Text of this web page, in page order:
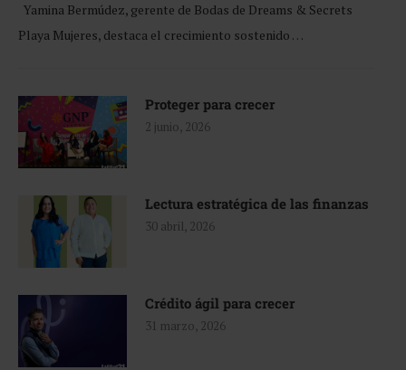
Yamina Bermúdez, gerente de Bodas de Dreams & Secrets
Playa Mujeres, destaca el crecimiento sostenido …
Proteger para crecer
2 junio, 2026
Lectura estratégica de las finanzas
30 abril, 2026
Crédito ágil para crecer
31 marzo, 2026